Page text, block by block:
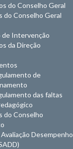
do Conselho Geral
do Conselho Geral
de Intervenção
da Direção
de
das faltas
do Conselho
Desempenho